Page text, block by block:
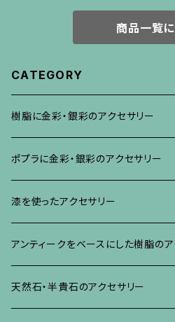
商品一覧
CATEGORY
樹脂に金彩・銀彩のアクセサリー
ブローチ
イヤリング・ピアス
ネックレス、その他
ポプラに金彩・銀彩のアクセサリー
ブローチ
イヤリング、ピアス
ネックレス、ペンダント
漆を使ったアクセサリー
ブローチ
イヤリング・ピアス
アンティークをベースにした樹脂の
ブローチ
天然石・半貴石のアクセサリー